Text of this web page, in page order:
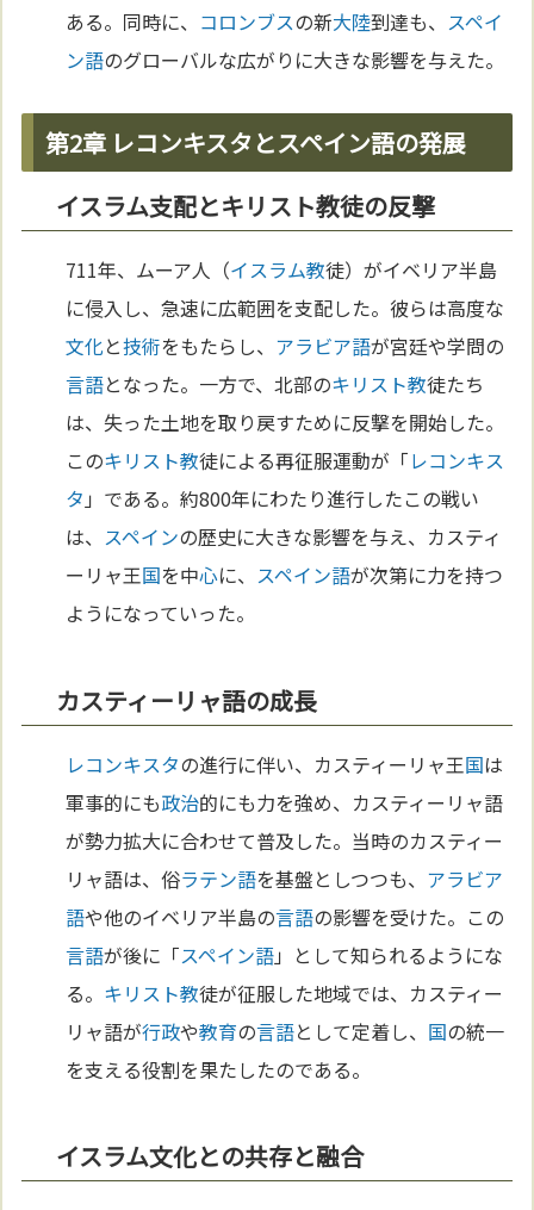
ある。同時に、 コロンブスの新大陸到達も、 スペイ
ン語のグローバルな広がりに大きな影響を与えた。
第2章 レコンキスタとスペイン語の発展
イスラム支配とキリスト教徒の反撃
711年、ムーア人（イスラム教徒）がイベリア半島
に侵入し、急速に広範囲を支配した。彼らは高度な
文化と技術をもたらし、 アラビア語が宮廷や学問の
言語となった。一方で、北部のキリスト教徒たち
は、失った土地を取り戻すために反撃を開始した。
このキリスト教徒による再征服運動が「レコンキス
タ 」である。約800年にわたり進行したこの戦い
は、 スペインの歴史に大きな影響を与え、カスティ
ーリャ王国を中心に、 スペイン語が次第に力を持つ
ようになっていった。
カスティーリャ語の成長
レコンキスタの進行に伴い、カスティーリャ王国は
軍事的にも政治的にも力を強め、カスティーリャ語
が勢力拡大に合わせて普及した。当時のカスティー
リャ語は、俗ラテン語を基盤としつつも、 アラビア
語や他のイベリア半島の言語の影響を受けた。この
言語が後に「スペイン語」として知られるようにな
る。 キリスト教徒が征服した地域では、カスティー
リャ語が行政や教育の言語として定着し、 国の統一
を支える役割を果たしたのである。
イスラム文化との共存と融合